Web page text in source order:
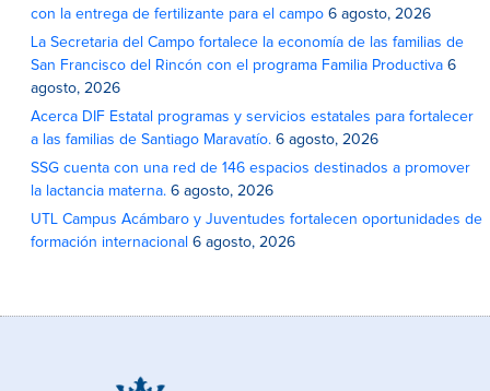
con la entrega de fertilizante para el campo 6 agosto, 2026
La Secretaria del Campo fortalece la economía de las familias de
San Francisco del Rincón con el programa Familia Productiva 6
agosto, 2026
Acerca DIF Estatal programas y servicios estatales para fortalecer
a las familias de Santiago Maravatío. 6 agosto, 2026
SSG cuenta con una red de 146 espacios destinados a promover
la lactancia materna. 6 agosto, 2026
UTL Campus Acámbaro y Juventudes fortalecen oportunidades de
formación internacional 6 agosto, 2026